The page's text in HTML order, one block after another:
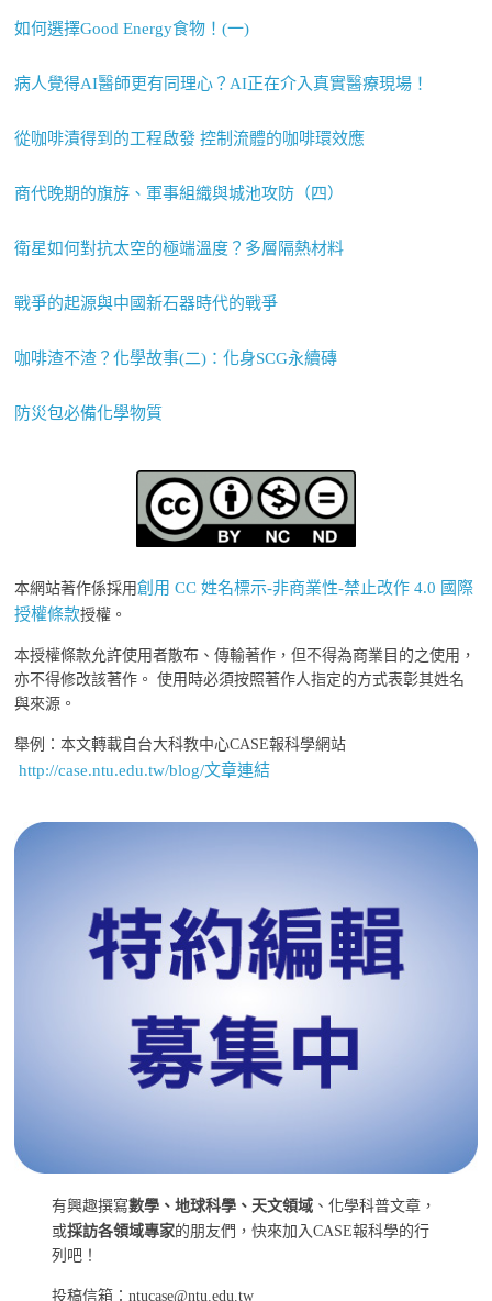
如何選擇Good Energy食物！(一)
病人覺得AI醫師更有同理心？AI正在介入真實醫療現場！
從咖啡漬得到的工程啟發 控制流體的咖啡環效應
商代晚期的旗斿、軍事組織與城池攻防（四）
衛星如何對抗太空的極端溫度？多層隔熱材料
戰爭的起源與中國新石器時代的戰爭
咖啡渣不渣？化學故事(二)：化身SCG永續磚
防災包必備化學物質
本網站著作係採用創用 CC 姓名標示-非商業性-禁止改作 4.0 國際
授權條款授權。
本授權條款允許使用者散布、傳輸著作，但不得為商業目的之使用，
亦不得修改該著作。 使用時必須按照著作人指定的方式表彰其姓名
與來源。
舉例：本文轉載自台大科教中心CASE報科學網站
http://case.ntu.edu.tw/blog/文章連結
有興趣撰寫數學、地球科學、天文領域 、化學科普文章，
或採訪各領域專家的朋友們，快來加入CASE報科學的行
列吧！
投稿信箱：ntucase@ntu.edu.tw